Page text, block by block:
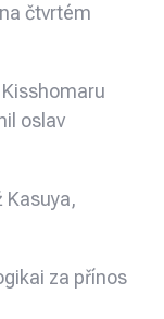
čtvrtém
oslav
Kasuya,
za přínos